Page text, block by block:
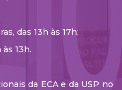
das 13h às 17h;
13h.
da ECA e da USP no